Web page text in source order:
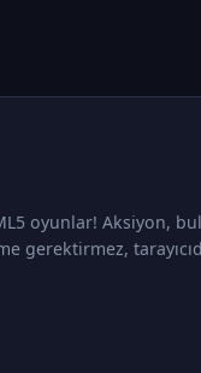
oyunlar! Aksiyon,
gerektirmez,